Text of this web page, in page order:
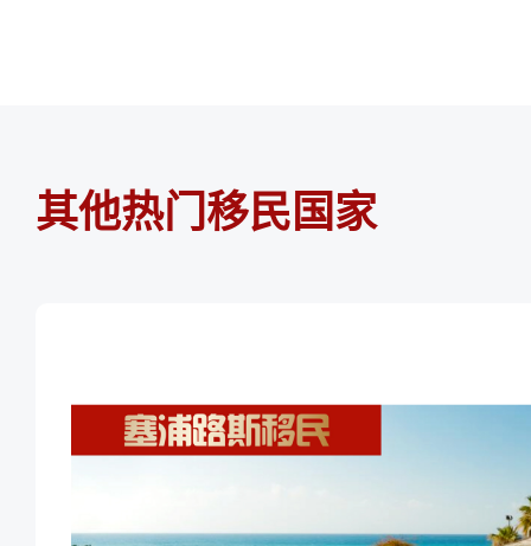
其他热门移民国家